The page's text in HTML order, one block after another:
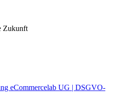
Zukunft
eCommercelab UG | DSGVO-